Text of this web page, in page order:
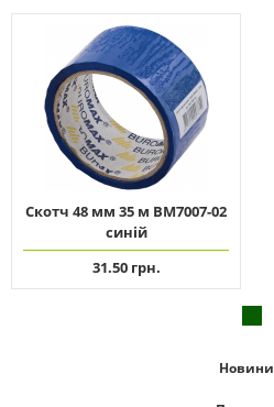
Скотч 48 мм 35 м ВМ7007-02
синій
31.50 грн.
Новини